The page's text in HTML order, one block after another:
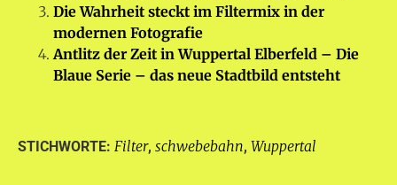
Die Wahrheit steckt im Filtermix in der
modernen Fotografie
Antlitz der Zeit in Wuppertal Elberfeld – Die
Blaue Serie – das neue Stadtbild entsteht
STICHWORTE: Filter, schwebebahn, Wuppertal